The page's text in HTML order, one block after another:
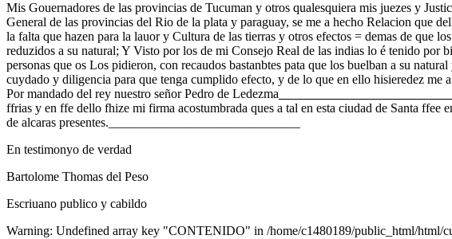
Mis Gouernadores de las provincias de Tucuman y otros qualesquiera mis juezes y
General de las provincias del Rio de la plata y paraguay, se me a hecho Relacion que
la falta que hazen para la lauor y Cultura de las tierras y otros efectos = demas de que
reduzidos a su natural; Y Visto por los de mi Consejo Real de las indias lo é tenido por
personas que os Los pidieron, con recaudos bastanbtes pata que los buelban a su
cuydado y diligencia para que tenga cumplido efecto, y de lo que en ello hisieredez
Por mandado del rey nuestro señor Pedro de Ledezma
ffrias y en ffe dello fhize mi firma acostumbrada ques a tal en esta ciudad de Santa ffee
de alcaras presentes.______________________________
En testimonyo de verdad
Bartolome Thomas del Peso
Escriuano publico y cabildo
Warning: Undefined array key "CONTENIDO" in /home/c1480189/public_html/html/